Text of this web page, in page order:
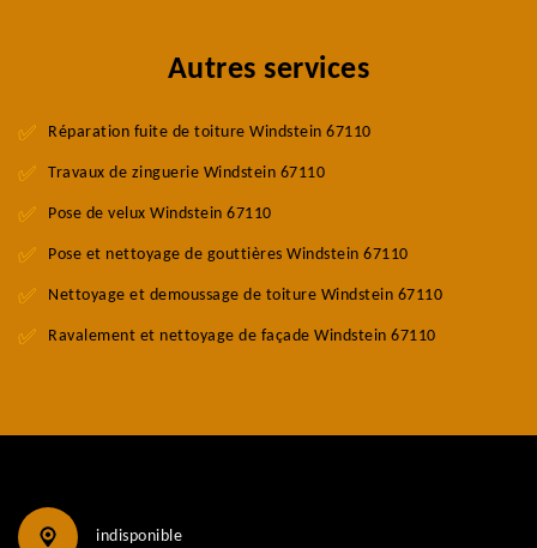
Autres services
Réparation fuite de toiture Windstein 67110
Travaux de zinguerie Windstein 67110
Pose de velux Windstein 67110
Pose et nettoyage de gouttières Windstein 67110
Nettoyage et demoussage de toiture Windstein 67110
Ravalement et nettoyage de façade Windstein 67110
indisponible